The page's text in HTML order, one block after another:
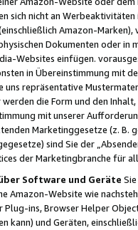
sich nicht an
Amazon-
Dokumenten oder in
Websites einfügen.
in Übereinstimmung mit
uns repräsentative
die Form und den
mit unserer
Marketinggesetze (z. B.
sind Sie der
der Marketingbranche für
Software und Geräte
Amazon-Website wie
ins, Browser Helper
kann) und Geräten,